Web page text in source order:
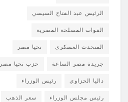
الرئيس عبد الفتاح السيسي
القوات المسلحة المصرية
المتحدث العسكري تحيا مصر
جريدة مصر الساعة حزب تحيا مصر
داليا الحزاوي رئيس الوزراء
رئيس مجلس الوزراء سعر الذهب